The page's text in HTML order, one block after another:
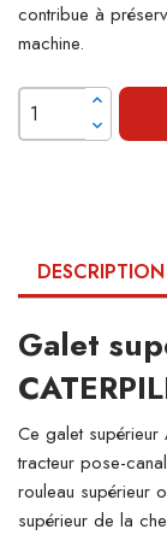
contribue à
machine.
DESCRIPTION
Galet
Ce galet
tracteur pose-
rouleau supérieur
supérieur de la